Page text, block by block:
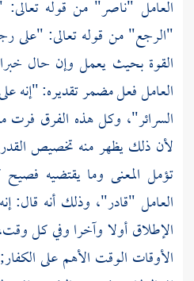
العامل "ناصر" من قوله
"الرجع" من قوله تعالى: "على
القوة بحيث يعمل وإن حال
العامل فعل مضمر تقديره: "إنه
السرائر"، وكل هذه الفرق
لأن ذلك يظهر منه تخصيص
تؤمل المعنى وما يقتضيه فصيح
العامل "قادر"، وذلك أنه قال:
الإطلاق أولا وآخرا وفي كل
الأوقات الوقت الأهم على